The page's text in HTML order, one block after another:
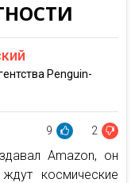
Penguin-
9 2
Amazon, он
космические